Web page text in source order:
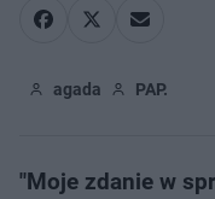
agada PAP.
"Moje zdanie w